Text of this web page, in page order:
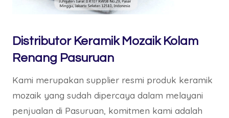
Distributor Keramik Mozaik Kolam
Renang Pasuruan
Kami merupakan supplier resmi produk keramik
mozaik yang sudah dipercaya dalam melayani
penjualan di Pasuruan, komitmen kami adalah